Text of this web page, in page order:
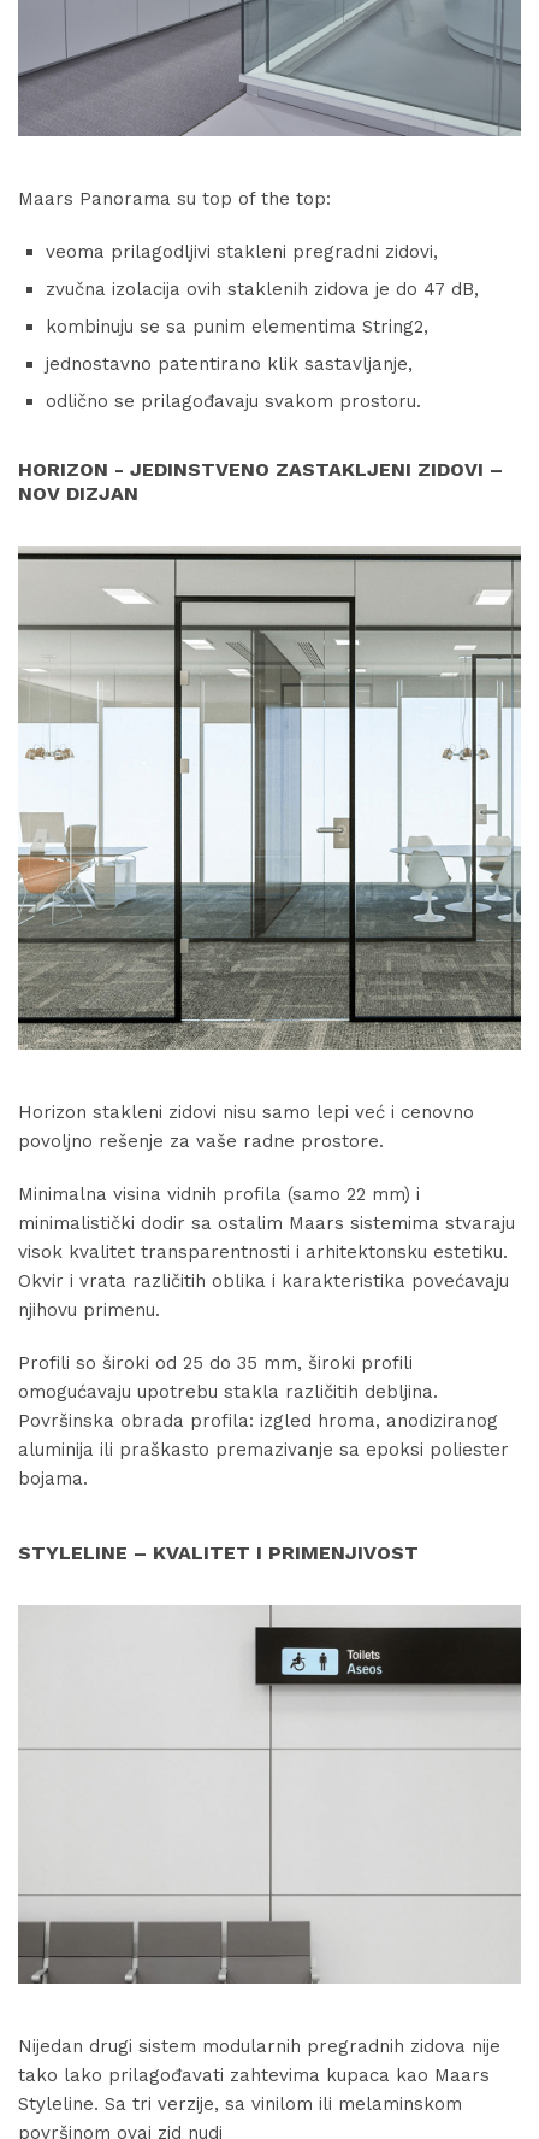
Maars Panorama su top of the top:
veoma prilagodljivi stakleni pregradni zidovi,
zvučna izolacija ovih staklenih zidova je do 47 dB,
kombinuju se sa punim elementima String2,
jednostavno patentirano klik sastavljanje,
odlično se prilagođavaju svakom prostoru.
HORIZON - JEDINSTVENO ZASTAKLJENI ZIDOVI –
NOV DIZJAN
Horizon stakleni zidovi nisu samo lepi već i cenovno
povoljno rešenje za vaše radne prostore.
Minimalna visina vidnih profila (samo 22 mm) i
minimalistički dodir sa ostalim Maars sistemima stvaraju
visok kvalitet transparentnosti i arhitektonsku estetiku.
Okvir i vrata različitih oblika i karakteristika povećavaju
njihovu primenu.
Profili so široki od 25 do 35 mm, široki profili
omogućavaju upotrebu stakla različitih debljina.
Površinska obrada profila: izgled hroma, anodiziranog
aluminija ili praškasto premazivanje sa epoksi poliester
bojama.
STYLELINE – KVALITET I PRIMENJIVOST
Nijedan drugi sistem modularnih pregradnih zidova nije
tako lako prilagođavati zahtevima kupaca kao Maars
Styleline. Sa tri verzije, sa vinilom ili melaminskom
površinom ovaj zid nudi